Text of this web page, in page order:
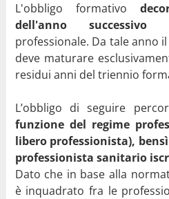
L'obbligo formativo
dell'anno successivo
professionale. Da tale anno
deve maturare
residui anni del triennio
L’obbligo di seguire
funzione del regime
libero professionista),
professionista sanitario
Dato che in base alla
è inquadrato fra le